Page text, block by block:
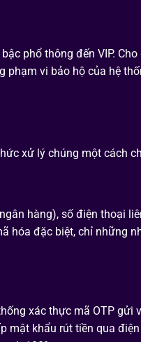
phổ thông đến VIP.
phạm vi bảo hộ của hệ
xử lý chúng một cách
hàng), số điện thoại
hóa đặc biệt, chỉ những
xác thực mã OTP gửi
mật khẩu rút tiền qua